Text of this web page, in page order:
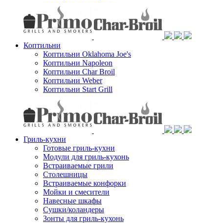
Коптильни
Коптильни Oklahoma Joe's
Коптильни Napoleon
Коптильни Char Broil
Коптильни Weber
Коптильни Start Grill
Гриль-кухни
Готовые гриль-кухни
Модули для гриль-кухонь
Встраиваемые грили
Столешницы
Встраиваемые конфорки
Мойки и смесители
Навесные шкафы
Сушки/коландеры
Зонты для гриль-кухонь